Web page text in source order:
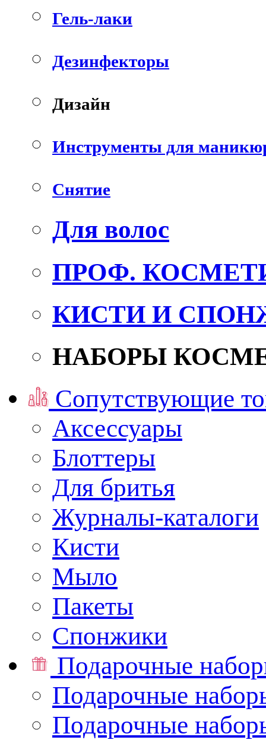
Гель-лаки
Дезинфекторы
Дизайн
Инструменты для
Снятие
Для волос
ПРОФ.
КИСТИ И
НАБОРЫ
Сопутствующие
Аксессуары
Блоттеры
Для бритья
Журналы-каталоги
Кисти
Мыло
Пакеты
Спонжики
Подарочные
Подарочные
Подарочные